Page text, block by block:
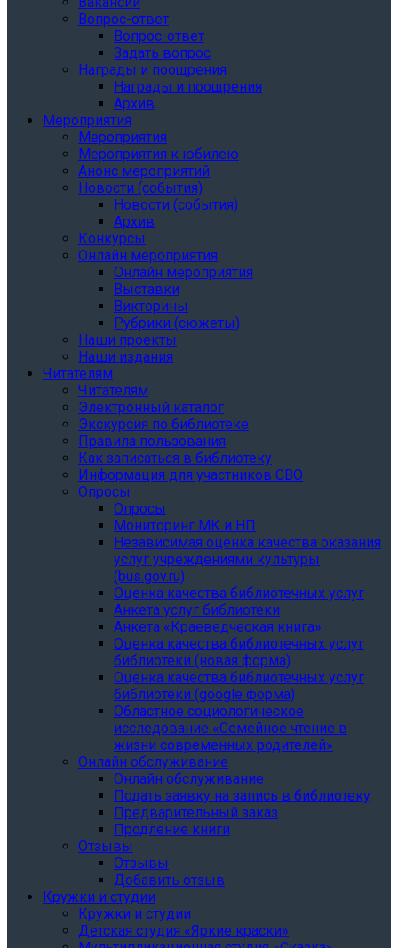
Вопрос-ответ
Вопрос-ответ
Задать вопрос
Награды и поощрения
Награды и поощрения
Архив
Мероприятия
Мероприятия
Мероприятия к юбилею
Анонс мероприятий
Новости (события)
Новости (события)
Архив
Конкурсы
Онлайн мероприятия
Онлайн мероприятия
Выставки
Викторины
Рубрики (сюжеты)
Наши проекты
Наши издания
Читателям
Читателям
Электронный каталог
Экскурсия по библиотеке
Правила пользования
Как записаться в библиотеку
Информация для участников СВО
Опросы
Опросы
Мониторинг МК и НП
Независимая оценка качества оказания
услуг учреждениями культуры
(bus.gov.ru)
Оценка качества библиотечных услуг
Анкета услуг библиотеки
Анкета «Краеведческая книга»
Oценка качества библиотечных услуг
библиотеки (новая форма)
Oценка качества библиотечных услуг
библиотеки (google форма)
Областное социологическое
исследование «Семейное чтение в
жизни современных родителей»
Онлайн обслуживание
Онлайн обслуживание
Подать заявку на запись в библиотеку
Предварительный заказ
Продление книги
Отзывы
Отзывы
Добавить отзыв
Кружки и студии
Кружки и студии
Детская студия «Яркие краски»